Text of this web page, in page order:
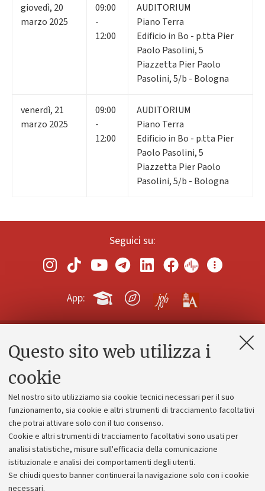
Questo sito web utilizza i
cookie
Nel nostro sito utilizziamo sia cookie tecnici necessari per il suo
funzionamento, sia cookie e altri strumenti di tracciamento facoltativi
che potrai attivare solo con il tuo consenso.
Cookie e altri strumenti di tracciamento facoltativi sono usati per
analisi statistiche, misure sull'efficacia della comunicazione
istituzionale e analisi dei comportamenti degli utenti.
Se chiudi questo banner continuerai la navigazione solo con i cookie
necessari.
giovedì, 20
marzo 2025
09:00
-
12:00
AUDITORIUM
Piano Terra
Edificio in Bo - p.tta Pier
Paolo Pasolini, 5
Piazzetta Pier Paolo
Pasolini, 5/b - Bologna
venerdì, 21
marzo 2025
09:00
-
12:00
AUDITORIUM
Piano Terra
Edificio in Bo - p.tta Pier
Paolo Pasolini, 5
Piazzetta Pier Paolo
Pasolini, 5/b - Bologna
Seguici su:
App:
Contatti e PEC
Alumni community
Piano strategico
Bilanci
Donazioni e 5x1000
Merchandising - UniboStore